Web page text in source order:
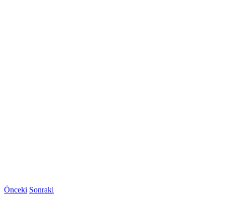
Önceki Sonraki